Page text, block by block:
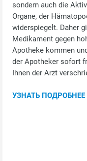
sondern auch die
Organe, der
widerspiegelt. Daher
Medikament gegen
Apotheke kommen
der Apotheker sofort
Ihnen der Arzt
УЗНАТЬ ПОДРОБНЕЕ